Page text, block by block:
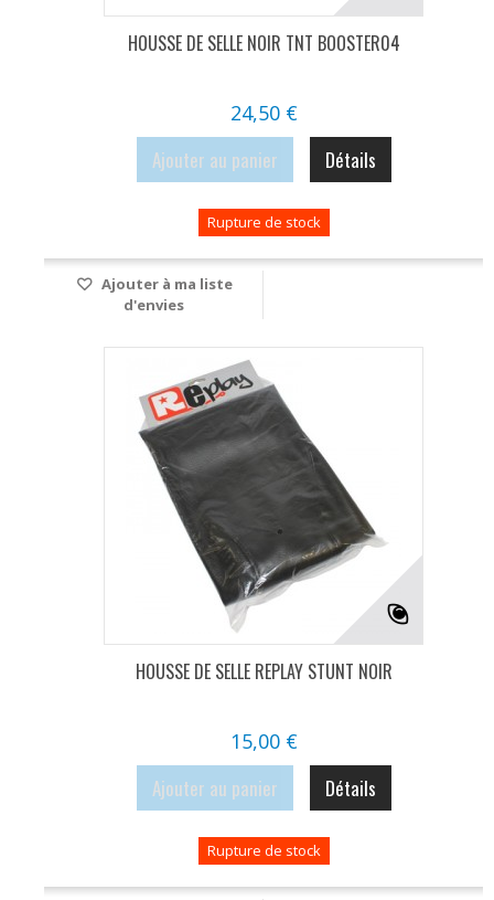
HOUSSE DE SELLE NOIR TNT BOOSTER04
24,50 €
Ajouter au panier Détails
Rupture de stock
Ajouter à ma liste
d'envies
HOUSSE DE SELLE REPLAY STUNT NOIR
15,00 €
Ajouter au panier Détails
Rupture de stock